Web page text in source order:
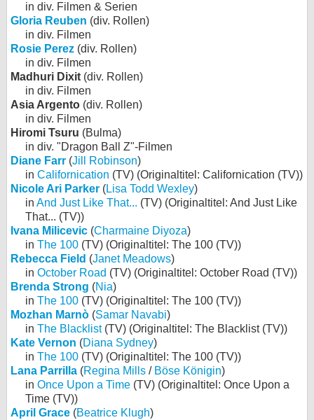
in div. Filmen & Serien
Gloria Reuben (div. Rollen)
in div. Filmen
Rosie Perez (div. Rollen)
in div. Filmen
Madhuri Dixit (div. Rollen)
in div. Filmen
Asia Argento (div. Rollen)
in div. Filmen
Hiromi Tsuru (Bulma)
in div. "Dragon Ball Z"-Filmen
Diane Farr (Jill Robinson)
in Californication (TV) (Originaltitel: Californication (TV))
Nicole Ari Parker (Lisa Todd Wexley)
in And Just Like That... (TV) (Originaltitel: And Just Like
That... (TV))
Ivana Milicevic (Charmaine Diyoza)
in The 100 (TV) (Originaltitel: The 100 (TV))
Rebecca Field (Janet Meadows)
in October Road (TV) (Originaltitel: October Road (TV))
Brenda Strong (Nia)
in The 100 (TV) (Originaltitel: The 100 (TV))
Mozhan Marnò (Samar Navabi)
in The Blacklist(TV) (Originaltitel: The Blacklist (TV))
Kate Vernon (Diana Sydney)
in The 100 (TV) (Originaltitel: The 100 (TV))
Lana Parrilla (Regina Mills / Böse Königin)
in Once Upon a Time (TV) (Originaltitel: Once Upon a
Time (TV))
April Grace (Beatrice Klugh)